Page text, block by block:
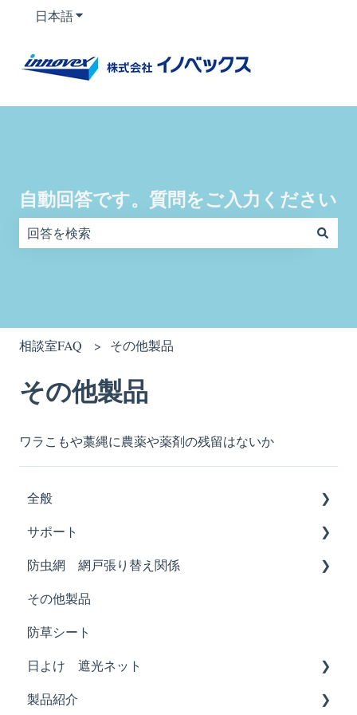
日本語翻訳のサブメニューを表示
自動回答です。質問をご入力ください
相談室FAQ その他製品
その他製品
ワラこもや藁縄に農薬や薬剤の残留はないか
全般
加工品
サポート
販売店、直販
製品品質へのご質問
防虫網 網戸張り替え関係
ネットの種類
張り替え作業、方法について
網おさえゴムの選び方、張り替え用品の使い方
その他製品
防草シート
日よけ 遮光ネット
遮光
製品紹介